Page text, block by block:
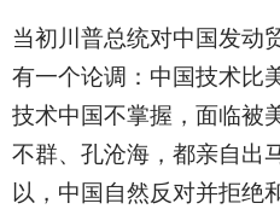
当初川普总统对中国发动
有一个论调：中国技术比
技术中国不掌握，面临被
不群、孔沧海，都亲自出
以，中国自然反对并拒绝